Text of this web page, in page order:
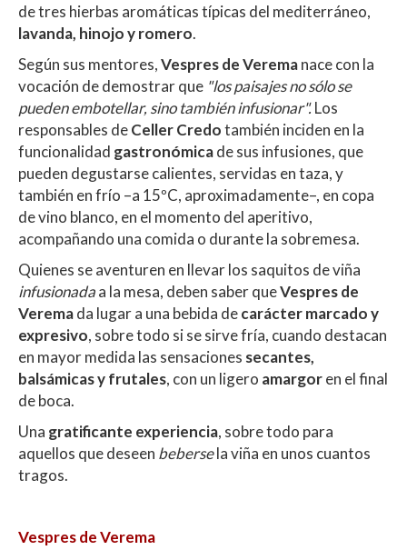
de tres hierbas aromáticas típicas del mediterráneo,
lavanda, hinojo y romero.
Según sus mentores,Vespres de Veremanace con la
vocación de demostrar que "los paisajes no sólo se
pueden embotellar, sino también infusionar".Los
responsables deCeller Credotambién inciden en la
funcionalidad gastronómicade sus infusiones, que
pueden degustarse calientes, servidas en taza, y
también en frío –a 15ºC, aproximadamente–, en copa
de vino blanco, en el momento del aperitivo,
acompañando una comida o durante la sobremesa.
Quienes se aventuren en llevar los saquitos de viña
infusionadaa la mesa, deben saber queVespres de
Veremada lugar a una bebida decarácter marcado y
expresivo, sobre todo si se sirve fría, cuando destacan
en mayor medida las sensaciones secantes,
balsámicas y frutales, con un ligero amargoren el final
de boca.
Una gratificante experiencia, sobre todo para
aquellos que deseen bebersela viña en unos cuantos
tragos.
Vespres de Verema